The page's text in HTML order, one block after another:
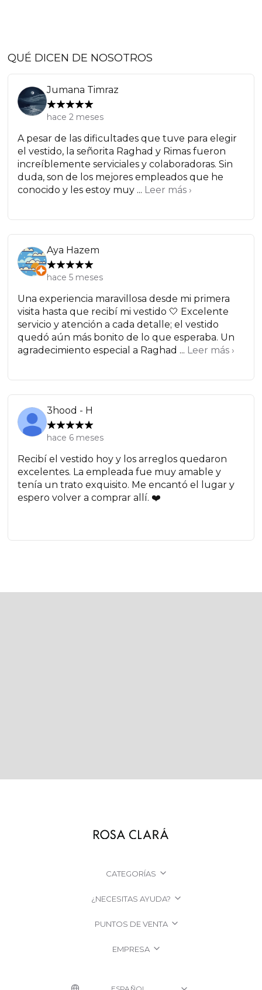
QUÉ DICEN DE NOSOTROS
Jumana Timraz
hace 2 meses
A pesar de las dificultades que tuve para elegir
el vestido, la señorita Raghad y Rimas fueron
increíblemente serviciales y colaboradoras. Sin
duda, son de los mejores empleados que he
conocido y les estoy muy ... Leer más ›
Aya Hazem
hace 5 meses
Una experiencia maravillosa desde mi primera
visita hasta que recibí mi vestido 🤍 Excelente
servicio y atención a cada detalle; el vestido
quedó aún más bonito de lo que esperaba. Un
agradecimiento especial a Raghad ... Leer más ›
3hood - H
hace 6 meses
Recibí el vestido hoy y los arreglos quedaron
excelentes. La empleada fue muy amable y
tenía un trato exquisito. Me encantó el lugar y
espero volver a comprar allí. ❤️
CATEGORÍAS
¿NECESITAS AYUDA?
PUNTOS DE VENTA
EMPRESA